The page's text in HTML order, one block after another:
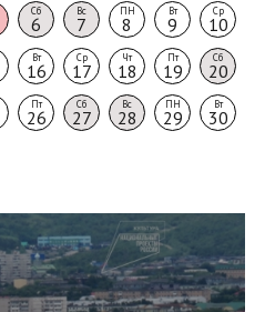
Сб
6
Вс
7
ПН
8
Вт
9
Ср
10
Вт
16
Ср
17
Чт
18
Пт
19
Сб
20
Пт
26
Сб
27
Вс
28
ПН
29
Вт
30